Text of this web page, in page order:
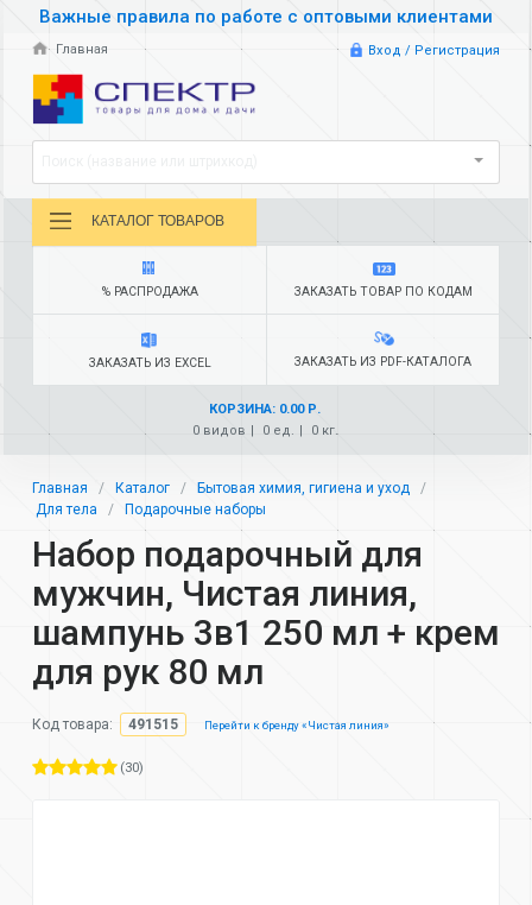
Важные правила по работе с оптовыми клиентами
Главная Вход / Регистрация
КАТАЛОГ ТОВАРОВ
% РАСПРОДАЖА ЗАКАЗАТЬ ТОВАР ПО КОДАМ
ЗАКАЗАТЬ ИЗ EXCEL ЗАКАЗАТЬ ИЗ PDF-КАТАЛОГА
КОРЗИНА: 0.00 Р.
0 видов
0 ед. 0 кг.
Главная Каталог
Бытовая химия, гигиена и уход
Для тела
Подарочные наборы
Набор подарочный для
мужчин, Чистая линия,
шампунь 3в1 250 мл + крем
для рук 80 мл
Код товара: 491515 Перейти к бренду «Чистая линия»
(30)